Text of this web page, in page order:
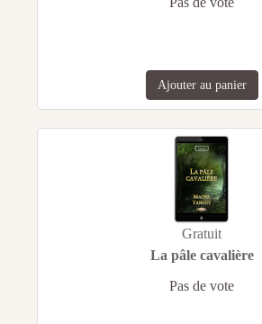
Ajouter au panier
Gratuit
La pâle cavalière
Pas de vote